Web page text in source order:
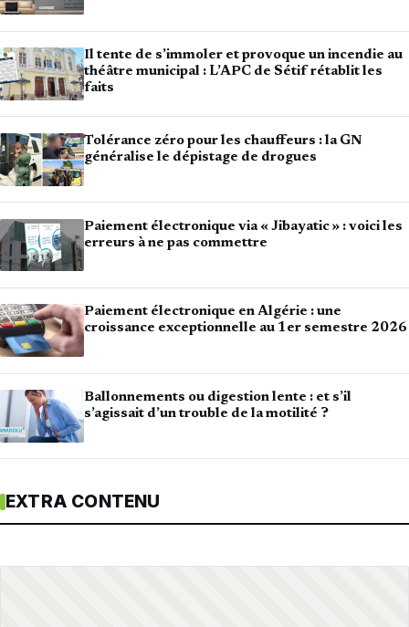
Il tente de s’immoler et provoque un incendie au
théâtre municipal : L’APC de Sétif rétablit les
faits
Tolérance zéro pour les chauffeurs : la GN
généralise le dépistage de drogues
Paiement électronique via « Jibayatic » : voici les
erreurs à ne pas commettre
Paiement électronique en Algérie : une
croissance exceptionnelle au 1er semestre 2026
Ballonnements ou digestion lente : et s’il
s’agissait d’un trouble de la motilité ?
EXTRA CONTENU